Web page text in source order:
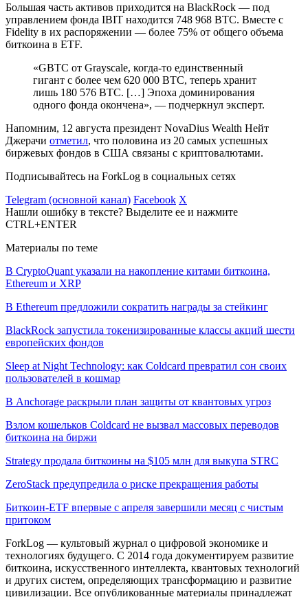
Большая часть активов приходится на BlackRock — под
управлением фонда IBIT находится 748 968 BTC. Вместе с
Fidelity в их распоряжении — более 75% от общего объема
биткоина в ETF.
«GBTC от Grayscale, когда-то единственный
гигант с более чем 620 000 BTC, теперь хранит
лишь 180 576 BTC. […] Эпоха доминирования
одного фонда окончена», — подчеркнул эксперт.
Напомним, 12 августа президент NovaDius Wealth Нейт
Джерачи отметил, что половина из 20 самых успешных
биржевых фондов в США связаны с криптовалютами.
Подписывайтесь на ForkLog в социальных сетях
Telegram (основной канал) Facebook X
Нашли ошибку в тексте? Выделите ее и нажмите
CTRL+ENTER
Материалы по теме
В CryptoQuant указали на накопление китами биткоина,
Ethereum и XRP
В Ethereum предложили сократить награды за стейкинг
BlackRock запустила токенизированные классы акций шести
европейских фондов
Sleep at Night Technology: как Coldcard превратил сон своих
пользователей в кошмар
В Anchorage раскрыли план защиты от квантовых угроз
Взлом кошельков Coldcard не вызвал массовых переводов
биткоина на биржи
Strategy продала биткоины на $105 млн для выкупа STRC
ZeroStack предупредила о риске прекращения работы
Биткоин-ETF впервые с апреля завершили месяц с чистым
притоком
ForkLog — культовый журнал о цифровой экономике и
технологиях будущего. С 2014 года документируем развитие
биткоина, искусственного интеллекта, квантовых технологий
и других систем, определяющих трансформацию и развитие
цивилизации. Все опубликованные материалы принадлежат